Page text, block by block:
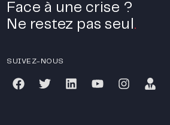
Face à une crise ?
Ne restez pas seul .
SUIVEZ-NOUS